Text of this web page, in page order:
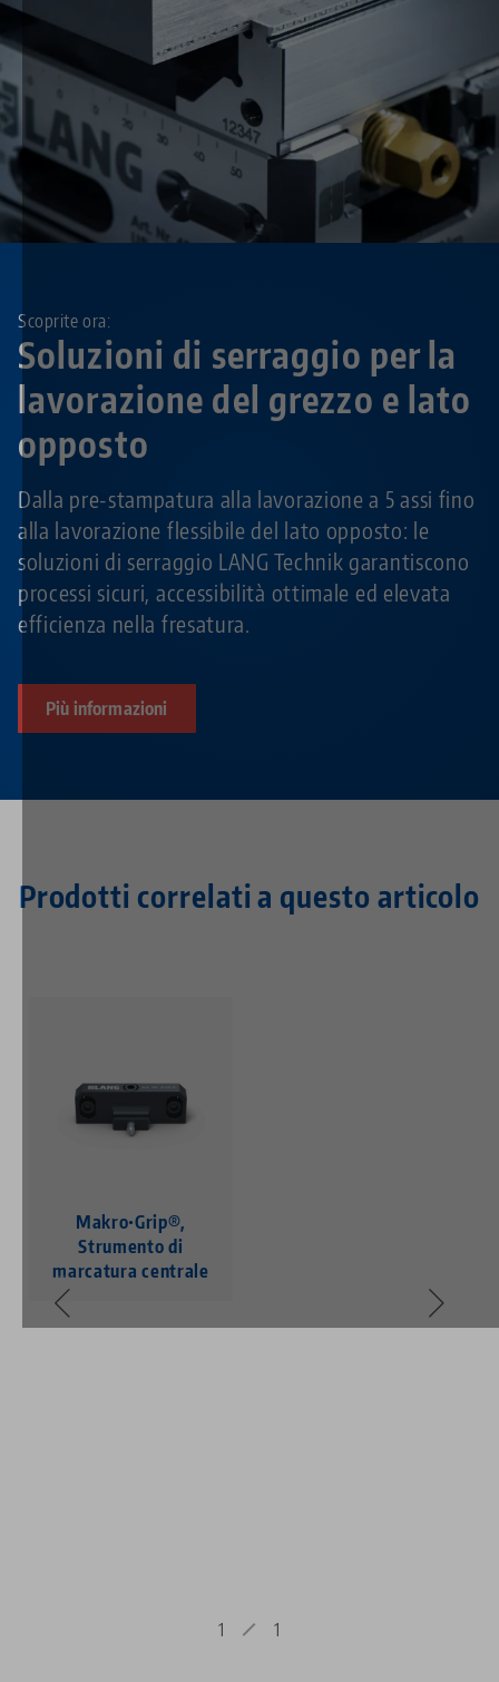
Soluzioni di serraggio per la
lavorazione del grezzo e lato
opposto
Scoprite ora:
Dalla pre-stampatura alla lavorazione a 5 assi fino
alla lavorazione flessibile del lato opposto: le
soluzioni di serraggio LANG Technik garantiscono
processi sicuri, accessibilità ottimale ed elevata
efficienza nella fresatura.
Più informazioni
Prodotti correlati a questo articolo
Makro•Grip®,
Strumento di
marcatura centrale
1 1